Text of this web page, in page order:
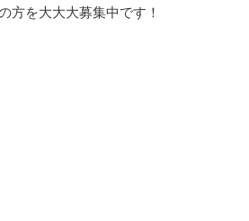
方を大大大募集中です！